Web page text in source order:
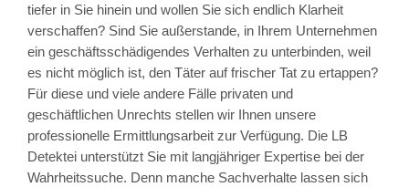
tiefer in Sie hinein und wollen Sie sich endlich Klarheit
verschaffen? Sind Sie außerstande, in Ihrem Unternehmen
ein geschäftsschädigendes Verhalten zu unterbinden, weil
es nicht möglich ist, den Täter auf frischer Tat zu ertappen?
Für diese und viele andere Fälle privaten und
geschäftlichen Unrechts stellen wir Ihnen unsere
professionelle Ermittlungsarbeit zur Verfügung. Die LB
Detektei unterstützt Sie mit langjähriger Expertise bei der
Wahrheitssuche. Denn manche Sachverhalte lassen sich